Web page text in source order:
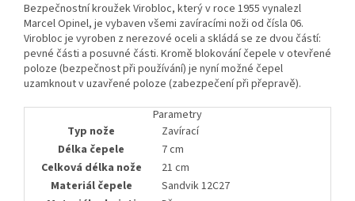
Bezpečnostní kroužek Virobloc, který v roce 1955 vynalezl
Marcel Opinel, je vybaven všemi zavíracími noži od čísla 06.
Virobloc je vyroben z nerezové oceli a skládá se ze dvou částí:
pevné části a posuvné části. Kromě blokování čepele v otevřené
poloze (bezpečnost při používání) je nyní možné čepel
uzamknout v uzavřené poloze (zabezpečení při přepravě).
Parametry
Typ nože
Zavírací
Délka čepele
7 cm
Celková délka nože
21 cm
Materiál čepele
Sandvik 12C27